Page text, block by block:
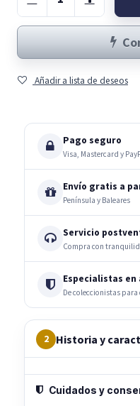
Añadir a lista de deseos
Pago seguro
Visa, Mastercard y
Envío gratis a
Península y Baleares
Servicio
Compra con
Especialistas
De coleccionistas
2 Historia y
Cuidados y